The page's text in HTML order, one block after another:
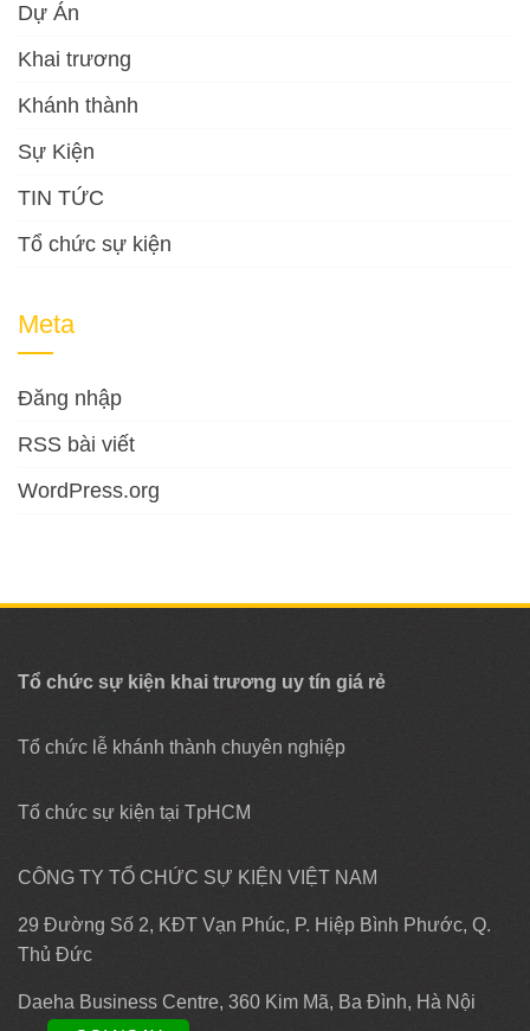
Dự Án
Khai trương
Khánh thành
Sự Kiện
TIN TỨC
Tổ chức sự kiện
Meta
Đăng nhập
RSS bài viết
WordPress.org
Tổ chức sự kiện khai trương uy tín giá rẻ
Tổ chức lễ khánh thành chuyên nghiệp
Tổ chức sự kiện tại TpHCM
CÔNG TY TỔ CHỨC SỰ KIỆN VIỆT NAM
29 Đường Số 2, KĐT Vạn Phúc, P. Hiệp Bình Phước, Q.
Thủ Đức
Daeha Business Centre, 360 Kim Mã, Ba Đình, Hà Nội